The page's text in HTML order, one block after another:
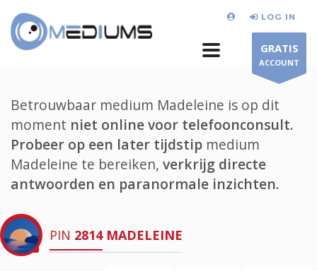
LOG IN
GRATIS
ACCOUNT
Betrouwbaar medium Madeleine is op dit
moment niet online voor telefoonconsult.
Probeer op een later tijdstip medium
Madeleine te bereiken, verkrijg directe
antwoorden en paranormale inzichten.
PIN 2814 MADELEINE